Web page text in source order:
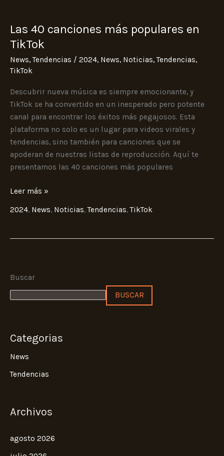
Las 40 canciones más populares en
TikTok
News,Tendencias / 2024, News, Noticias,Tendencias,
TikTok
Descubrir nueva música es siempre emocionante, y
TikTok se ha convertido en un inesperado pero potente
canal para encontrar los éxitos más pegajosos. Esta
plataforma no solo es un lugar para videos virales y
tendencias, sino también para canciones que se
apoderan de nuestras listas de reproducción. Aquí te
presentamos las 40 canciones más populares
canciones
más
en
Leer más »
2024, News, Noticias,Tendencias,TikTok
Buscar
BUSCAR
Categorias
News
Tendencias
Archivos
agosto 2026